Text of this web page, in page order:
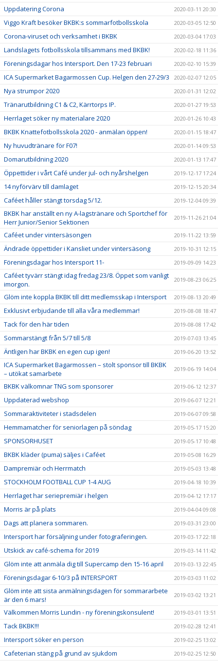
Uppdatering Corona 2020-03-11 20:30
Viggo Kraft besöker BKBK:s sommarfotbollsskola 2020-03-05 12:50
Corona-viruset och verksamhet i BKBK 2020-03-04 17:03
Landslagets fotbollsskola tillsammans med BKBK! 2020-02-18 11:36
Föreningsdagar hos Intersport. Den 17-23 februari 2020-02-10 15:39
ICA Supermarket Bagarmossen Cup. Helgen den 27-29/3 2020-02-07 12:05
Nya strumpor 2020 2020-01-31 12:02
Tränarutbildning C1 & C2, Kärrtorps IP. 2020-01-27 19:53
Herrlaget söker ny materialare 2020 2020-01-26 10:43
BKBK Knattefotbollsskola 2020 - anmälan öppen! 2020-01-15 18:47
Ny huvudtränare för F07! 2020-01-14 09:53
Domarutbildning 2020 2020-01-13 17:47
Öppettider i vårt Café under jul- och nyårshelgen 2019-12-17 17:24
14 nyförvärv till damlaget 2019-12-15 20:34
Caféet håller stängt torsdag 5/12. 2019-12-04 09:39
BKBK har anställt en ny A-lagstränare och Sportchef för
Herr Junior/Senior Sektionen
2019-11-26 21:04
Caféet under vintersäsongen 2019-11-22 13:59
Ändrade öppettider i Kansliet under vintersäsong 2019-10-31 12:15
Föreningsdagar hos Intersport 11- 2019-09-09 14:23
Caféet tyvärr stängt idag fredag 23/8. Öppet som vanligt
imorgon.
2019-08-23 06:25
Glöm inte koppla BKBK till ditt medlemsskap i Intersport 2019-08-13 20:49
Exklusivt erbjudande till alla våra medlemmar! 2019-08-08 18:47
Tack för den här tiden 2019-08-08 17:42
Sommarstängt från 5/7 till 5/8 2019-07-03 13:45
Äntligen har BKBK en egen cup igen! 2019-06-20 13:52
ICA Supermarket Bagarmossen – stolt sponsor till BKBK
– utökat samarbete
2019-06-19 14:04
BKBK välkomnar TNG som sponsorer 2019-06-12 12:37
Uppdaterad webshop 2019-06-07 12:21
Sommaraktiviteter i stadsdelen 2019-06-07 09:58
Hemmamatcher för seniorlagen på söndag 2019-05-17 15:20
SPONSORHUSET 2019-05-17 10:48
BKBK kläder (puma) säljes i Caféet 2019-05-08 16:29
Dampremiär och Herrmatch 2019-05-03 13:48
STOCKHOLM FOOTBALL CUP 1-4 AUG 2019-04-18 10:39
Herrlaget har seriepremiär i helgen 2019-04-12 17:17
Morris är på plats 2019-04-04 09:08
Dags att planera sommaren. 2019-03-31 23:00
Intersport har försäljning under fotograferingen. 2019-03-17 22:18
Utskick av café-schema för 2019 2019-03-14 11:42
Glöm inte att anmäla dig till Supercamp den 15-16 april 2019-03-13 22:45
Föreningsdagar 6-10/3 på INTERSPORT 2019-03-03 11:02
Glöm inte att sista anmälningsdagen för sommararbete
är den 6 mars!
2019-03-02 13:21
Välkommen Morris Lundin - ny föreningskonsulent! 2019-03-01 13:51
Tack BKBK!!! 2019-02-28 12:41
Intersport söker en person 2019-02-25 13:02
Cafeterian stäng på grund av sjukdom 2019-02-25 12:50